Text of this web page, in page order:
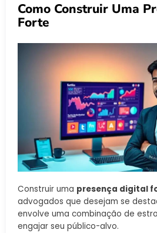
Como Construir Uma
Forte
Construir uma presença digital
advogados que desejam se
envolve uma combinação de
engajar seu público-alvo.